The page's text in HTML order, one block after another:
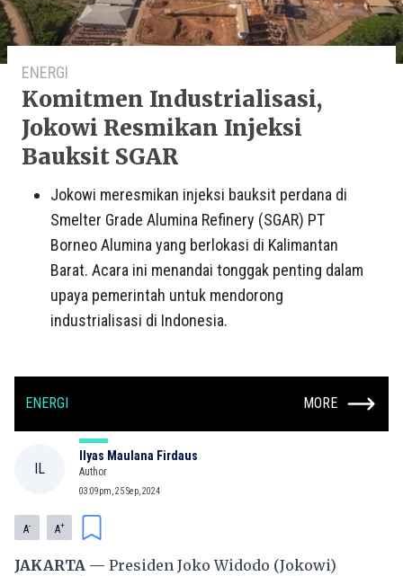
ENERGI
Komitmen Industrialisasi,
Jokowi Resmikan Injeksi
Bauksit SGAR
Jokowi meresmikan injeksi bauksit perdana di
Smelter Grade Alumina Refinery (SGAR) PT
Borneo Alumina yang berlokasi di Kalimantan
Barat. Acara ini menandai tonggak penting dalam
upaya pemerintah untuk mendorong
industrialisasi di Indonesia.
ENERGI MORE
IL
Ilyas Maulana Firdaus
Author
03:09pm, 25 Sep, 2024
A- A+
JAKARTA — Presiden Joko Widodo (Jokowi)